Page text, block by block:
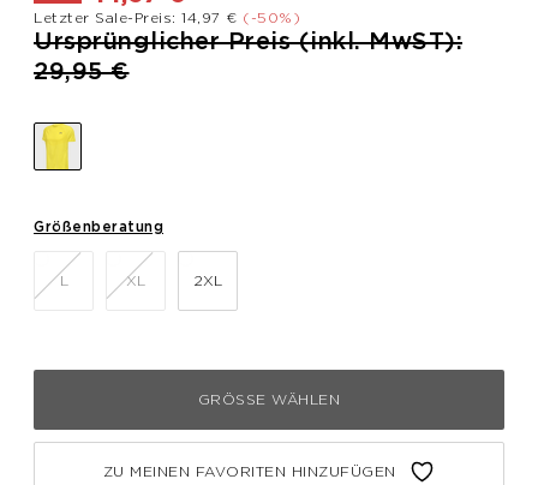
Letzter Sale-Preis: 14,97 € (-50%)
Preis reduziert von
Ursprünglicher Preis (inkl. MwST):
29,95 €bis
Größenberatung
L XL 2XL
GRÖSSE WÄHLEN
ZU MEINEN FAVORITEN HINZUFÜGEN